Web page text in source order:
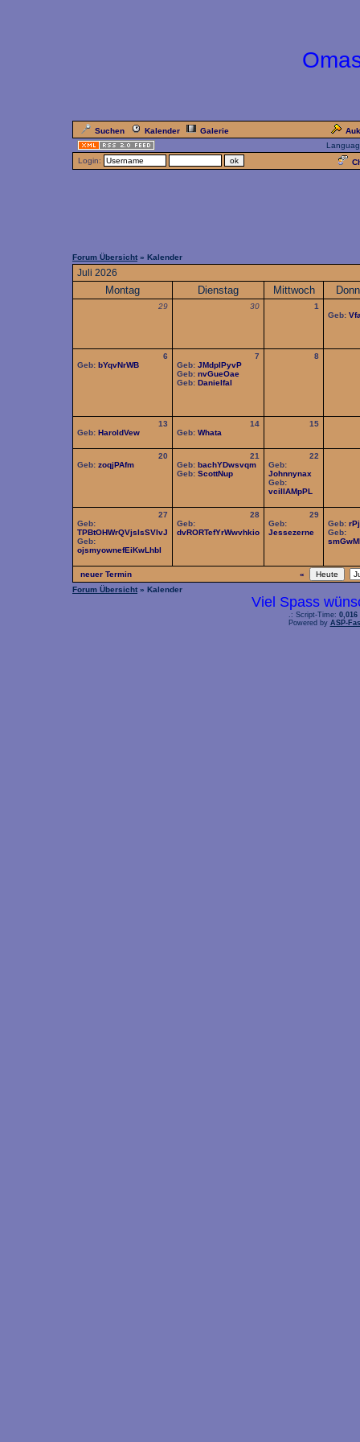
Suchen Kalender Galerie
Login:
Forum Übersicht » Kalender
Juli 2026
Montag Dienstag Mittwoch
29 30
1
Geb:
6
Geb: bYqvNrWB
7
Geb: JMdpIPyvP
Geb: nvGueOae
Geb: Danielfal
8
13
Geb: HaroldVew
14
Geb: Whata
15
20
Geb: zoqjPAfm
21
Geb: bachYDwsvqm
Geb: ScottNup
22
Geb:
Johnnynax
Geb:
vciIIAMpPL
27
Geb:
TPBtOHWrQVjsIsSVIvJ
Geb:
ojsmyownefEiKwLhbl
28
Geb:
dvRORTefYrWwvhkio
29
Geb:
Jessezerne
Geb:
Geb:
neuer Termin
«
Forum Übersicht » Kalender
Viel Spass
.: Script-Time: 0,016
Powered by ASP-